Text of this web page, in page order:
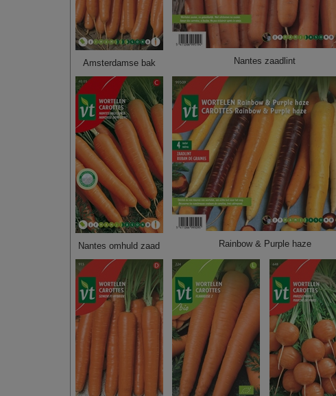
Amsterdamse bak Nantes zaadlint
Nantes omhuld zaad Rainbow & Purple haze